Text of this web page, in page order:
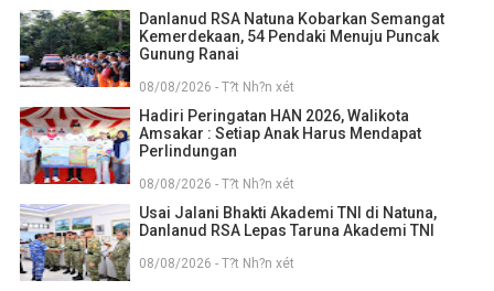
Danlanud RSA Natuna Kobarkan Semangat
Kemerdekaan, 54 Pendaki Menuju Puncak
Gunung Ranai
08/08/2026 - T?t Nh?n xét
Hadiri Peringatan HAN 2026, Walikota
Amsakar : Setiap Anak Harus Mendapat
Perlindungan
08/08/2026 - T?t Nh?n xét
Usai Jalani Bhakti Akademi TNI di Natuna,
Danlanud RSA Lepas Taruna Akademi TNI
08/08/2026 - T?t Nh?n xét